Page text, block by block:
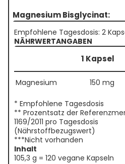
Magnesium Bisglycinat:
Empfohlene Tagesdosis: 2
NÄHRWERTANGABEN
1 Kapsel
Magnesium 150 mg
* Empfohlene Tagesdosis
** Prozentsatz der
1169/2011 pro Tagesdosis
(Nährstoffbezugswert)
***Nicht vorhanden
Inhalt
105,3 g = 120 vegane Kapseln